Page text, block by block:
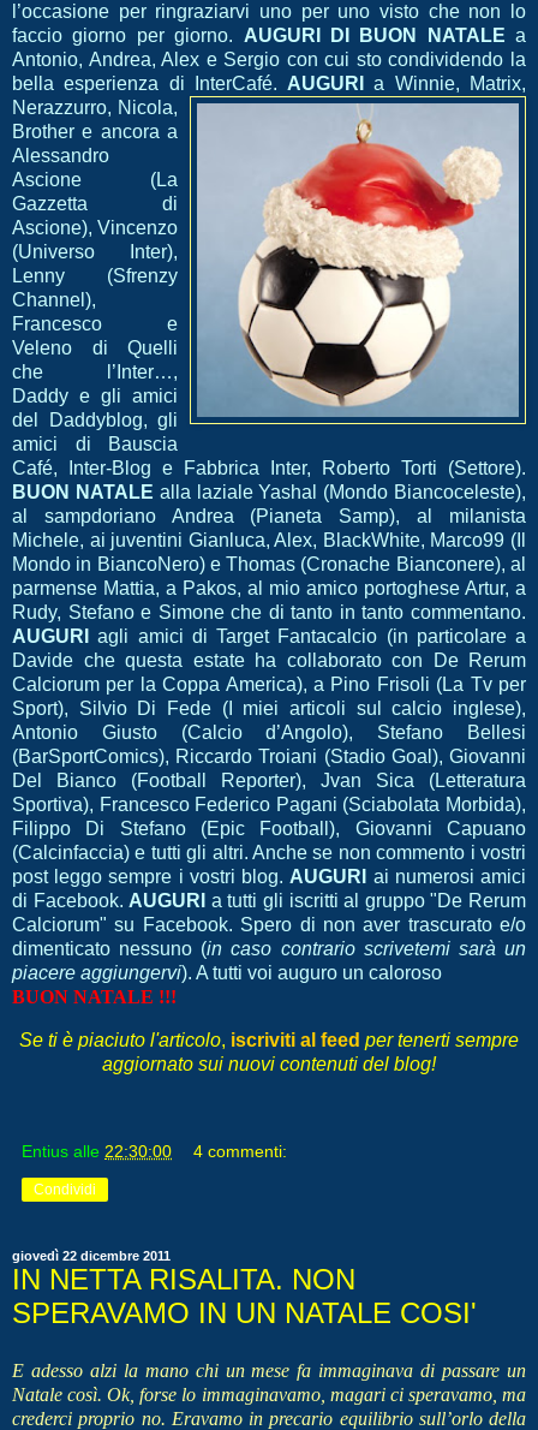
l’occasione per ringraziarvi uno per uno visto che non lo
faccio giorno per giorno. AUGURI DI BUON NATALE a
Antonio, Andrea, Alex e Sergio con cui sto condividendo la
bella esperienza di InterCafé.AUGURI
a Winnie, Matrix,
Nerazzurro, N icola,
Brother e ancora a
Alessandro
Ascione (La
Gazzetta di
Ascione), Vincenzo
(Universo Inter),
Lenny (Sfrenzy
Channel),
Francesco e
Veleno di Quelli
che l’Inter…,
Daddy e gli amici
del Daddyblog, gli
amici di Bauscia
Café, Inter-Blog e Fabbrica Inter, Roberto Torti (Settore).
BUON NATALE alla laziale Yashal (Mondo Biancoceleste),
al sampdoriano Andrea (Pianeta Samp), al milanista
Michele, ai juventini Gianluca, Alex, BlackWhite, Marco99 (Il
Mondo in BiancoNero) e Thomas (Cronache Bianconere), al
parmense Mattia, a Pakos, al mio amico portoghese Artur, a
Rudy, Stefano e Simone che di tanto in tanto commentano.
AUGURI
agli amici di Target Fantacalcio (in particolare a
Davide che questa estate ha collaborato con De Rerum
Calciorum per la Coppa America), a Pino Frisoli (La Tv per
Sport), Silvio Di Fede (I miei articoli sul calcio inglese),
Antonio Giusto (Calcio d’Angolo), Stefano Bellesi
(BarSportComics), Riccardo Troiani (Stadio Goal), Giovanni
Del Bianco (Football Reporter), Jvan Sica (Letteratura
Sportiva), Francesco Federico Pagani (Sciabolata Morbida),
Filippo Di Stefano (Epic Football), Giovanni Capuano
(Calcinfaccia) e tutti gli altri. Anche se non commento i vostri
post leggo sempre i vostri blog.AUGURI
ai numerosi amici
di Facebook.AUGURI a tutti gli iscritti al gruppo "De Rerum
Calciorum" su Facebook. Spero di non aver trascurato e/o
dimenticato nessuno (in caso contrario scrivetemi sarà un
piacere aggiungervi). A tutti voi auguro un caloroso
BUON NATALE !!!
Se ti è piaciuto l'articolo, iscriviti al feed per tenerti sempre
aggiornato sui nuovi contenuti del blog!
Entius alle 22:30:00 4 commenti:
Condividi
giovedì 22 dicembre 2011
IN NETTA RISALITA. NON
SPERAVAMO IN UN NATALE COSI'
E adesso alzi la mano chi un mese fa immaginava di passare un
Natale così. Ok, forse lo immaginavamo, magari ci speravamo, ma
crederci proprio no. Eravamo in precario equilibrio sull’orlo della